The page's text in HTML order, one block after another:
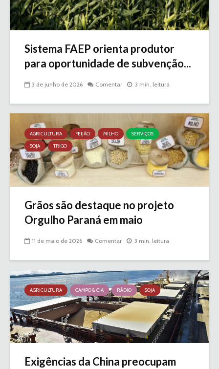
Sistema FAEP orienta produtor
para oportunidade de subvenção...
3 de junho de 2026 Comentar 3 min. leitura
AGRICULTURA FEIJÃO MILHO
SERVIÇOS
SOJA
TRIGO
Grãos são destaque no projeto
Orgulho Paraná em maio
11 de maio de 2026 Comentar 3 min. leitura
AGRICULTURA CAMPO & CIA RÁDIO SOJA
Exigências da China preocupam